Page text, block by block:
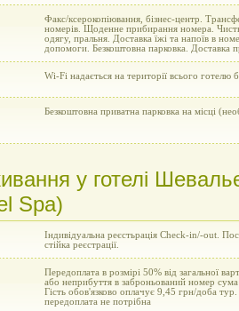
Факс/ксерокопіювання, бізнес-центр.
номерів. Щоденне прибирання номера.
одягу, пральня. Доставка їжі та напоїв в
допомоги. Безкоштовна парковка. Доставка
Wi-Fi надається на території всього готелю
Безкоштовна приватна парковка на місці
у готелі
Spa)
Індивідуальна реєстьрація Check-in/-out.
стійка реєстрації.
Передоплата в розмірі 50% від загальної
або неприбуття в заброньований номер
Гість обов'язково оплачує 9,45 грн/доба
передоплата не потрібна